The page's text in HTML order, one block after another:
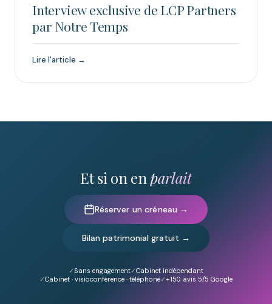
Interview exclusive de LCP Partners
par Notre Temps
Lire l'article →
Et si on enparlait
Réserver un créneau →
Bilan patrimonial gratuit →
Sans engagement
Cabinet indépendant
Cabinet · visioconférence · téléphone
+150 avis 5/5 Google